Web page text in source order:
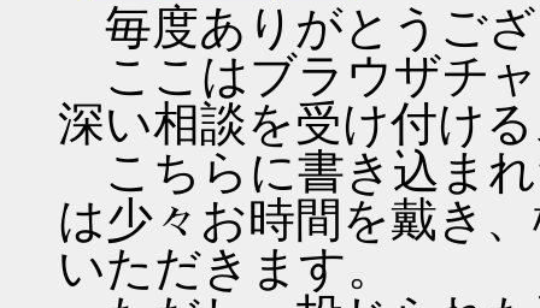
毎度ありがとうご
ここはブラウザチ
深い相談を受け付け
こちらに書き込ま
は少々お時間を戴き
いただきます。